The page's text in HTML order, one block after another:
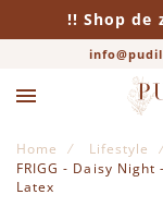
!! Shop de
Home
Lifestyle
FRIGG - Daisy
Latex